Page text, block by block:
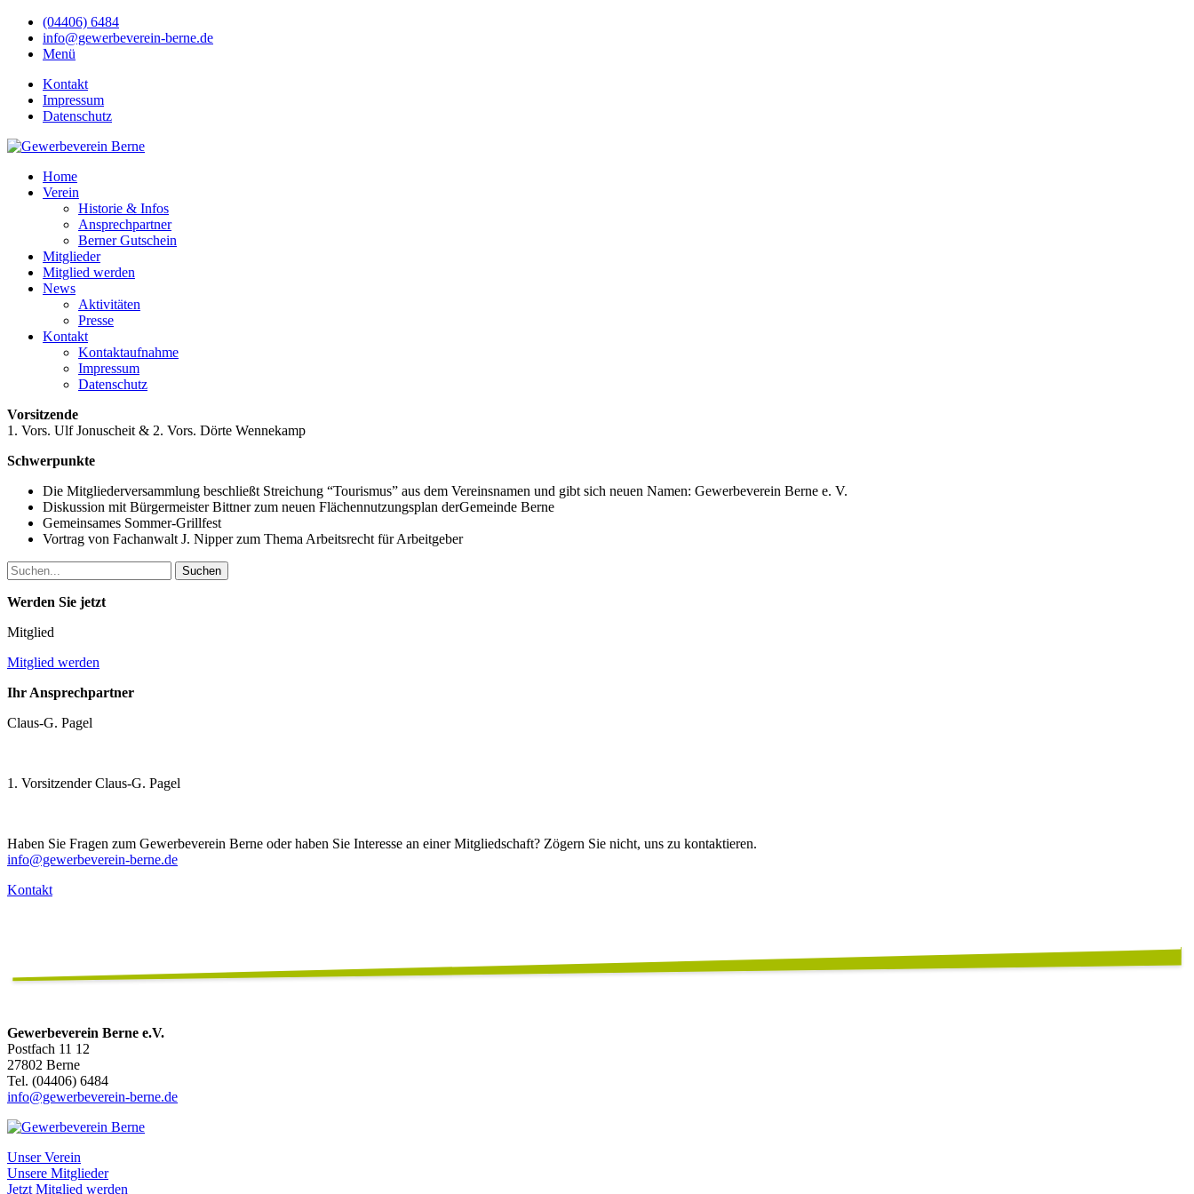
(04406) 6484
info@gewerbeverein-berne.de
Menü
Kontakt
Impressum
Datenschutz
Home
Verein
Historie & Infos
Ansprechpartner
Berner Gutschein
Mitglieder
Mitglied werden
News
Aktivitäten
Presse
Kontakt
Kontaktaufnahme
Impressum
Datenschutz
Vorsitzende
1. Vors. Ulf Jonuscheit & 2. Vors. Dörte Wennekamp
Schwerpunkte
Die Mitgliederversammlung beschließt Streichung “Tourismus” aus dem Vereinsnamen und gibt sich neuen Namen: Gewerbeverein Berne e. V.
Diskussion mit Bürgermeister Bittner zum neuen Flächennutzungsplan derGemeinde Berne
Gemeinsames Sommer-Grillfest
Vortrag von Fachanwalt J. Nipper zum Thema Arbeitsrecht für Arbeitgeber
Search
for:
Werden Sie jetzt
Mitglied
Mitglied werden
Ihr Ansprechpartner
Claus-G. Pagel
1. Vorsitzender Claus-G. Pagel
Haben Sie Fragen zum Gewerbeverein Berne oder haben Sie Interesse an einer Mitgliedschaft? Zögern Sie nicht, uns zu kontaktieren.
info@gewerbeverein-berne.de
Kontakt
Gewerbeverein Berne e.V.
Postfach 11 12
27802 Berne
Tel. (04406) 6484
info@gewerbeverein-berne.de
Unser Verein
Unsere Mitglieder
Jetzt Mitglied werden